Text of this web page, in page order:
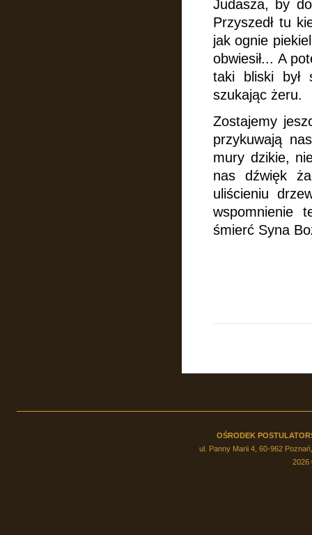
Judasza, by
Przyszedł tu
jak ognie
obwiesił... A
taki bliski był
szukając żeru.
Zostajemy
przykuwają
mury dzikie,
nas dźwięk
uliścieniu
wspomnienie
śmierć Syna
OŚRODEK
ul. Panny Marii 4, 60-962
2026